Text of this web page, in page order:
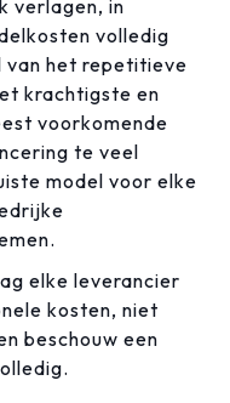
verlagen, in
volledig
van het repetitieve
krachtigste en
voorkomende
te veel
model voor elke
elke leverancier
kosten, niet
beschouw een